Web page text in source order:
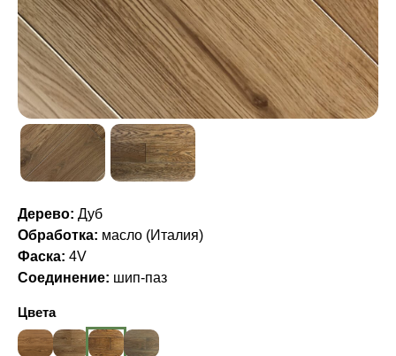
Дерево: Дуб
Обработка: масло (Италия)
Фаска: 4V
Соединение: шип-паз
Цвета